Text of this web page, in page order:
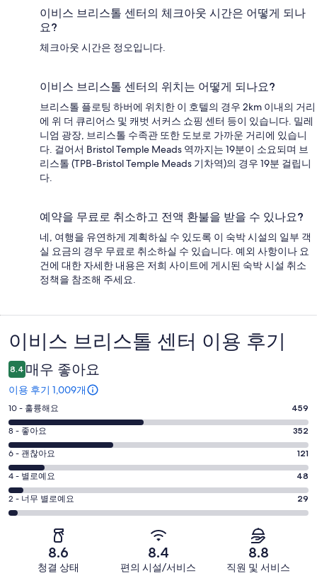
이비스 브리스톨 센터의 체크아웃 시간은 어떻게 되나
요?
체크아웃 시간은 정오입니다.
이비스 브리스톨 센터의 위치는 어떻게 되나요?
브리스톨 플로팅 하버에 위치한 이 호텔의 경우 2km 이내의 거리
에 위 더 큐리어스 및 캐벗 서커스 쇼핑 센터 등이 있습니다. 밀레
니엄 광장, 브리스톨 수족관 또한 도보로 가까운 거리에 있습니
다. 걸어서 Bristol Temple Meads 역까지는 19분이 소요되며 브
리스톨 (TPB-Bristol Temple Meads 기차역)의 경우 19분 걸립니
다.
예약을 무료로 취소하고 전액 환불을 받을 수 있나요?
네, 여행을 유연하게 계획하실 수 있도록 이 숙박 시설의 일부 객
실 요금의 경우 무료로 취소하실 수 있습니다. 예외 사항이나 요
건에 대한 자세한 내용은 저희 사이트에 게시된 숙박 시설 취소
정책을 참조해 주세요.
이
용
후
기
이비스 브리스톨 센터 이용 후기
8.4 매우 좋아요
이용 후기 1,009개
평
점
10
-
훌
륭
해
요.
10 - 훌륭해요 459
평
점
8
-
좋
아
8 - 좋아요 352
평
점
6
-
괜
6 - 괜찮아요 121
평
점
4
4 - 별로예요 48
평
점
2 - 너무 별로예요 29
8.6
청결 상태
8.4
편의 시설/서비스
8.8
직원 및 서비스